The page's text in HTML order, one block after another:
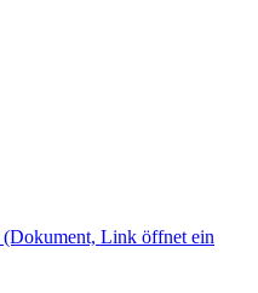
(Dokument, Link öffnet ein